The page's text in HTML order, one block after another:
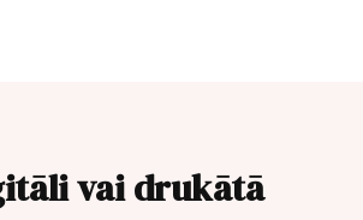
vai drukātā